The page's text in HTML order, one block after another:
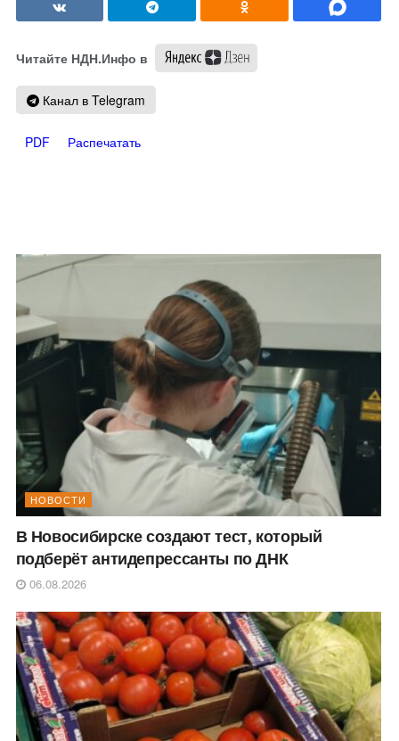
Читайте НДН.Инфо в
Канал в Telegram
PDF Распечатать
НОВОСТИ
В Новосибирске создают тест, который
подберёт антидепрессанты по ДНК
06.08.2026